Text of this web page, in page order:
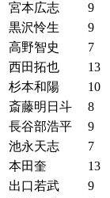
宮本広志
9
黒沢怜生
9
高野智史
7
西田拓也
13
杉本和陽
10
斎藤明日斗
8
長谷部浩平
9
池永天志
7
本田奎
13
出口若武
9